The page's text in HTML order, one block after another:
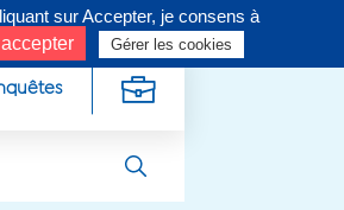
sur Accepter, je consens à
Gérer les cookies